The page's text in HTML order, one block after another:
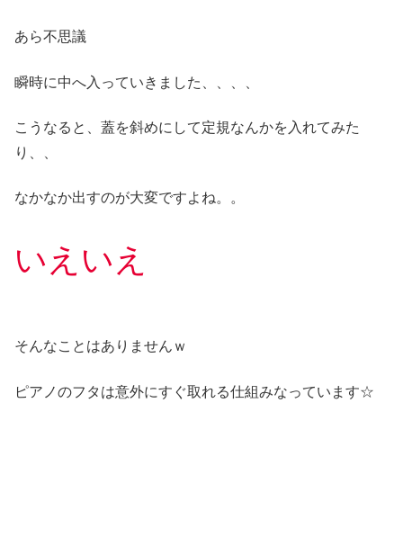
あら不思議
瞬時に中へ入っていきました、、、、
こうなると、蓋を斜めにして定規なんかを入れてみた
り、、
なかなか出すのが大変ですよね。。
いえいえ
そんなことはありませんｗ
ピアノのフタは意外にすぐ取れる仕組みなっています☆